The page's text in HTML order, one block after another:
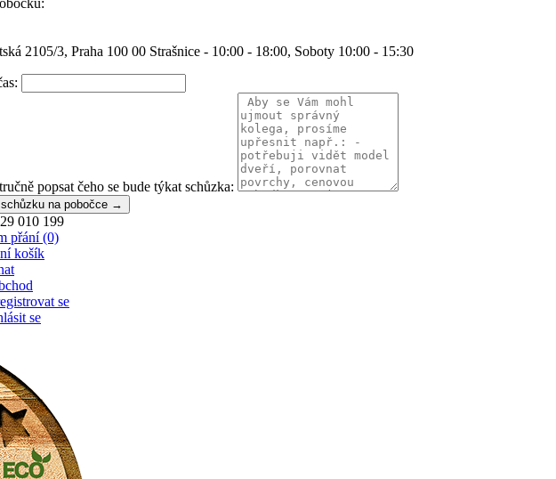
2105/3, Praha 100 00 Strašnice - 10:00 - 18:00, Soboty 10:00 - 15:30
popsat čeho se bude týkat schůzka:
schůzku na pobočce →
010 199
přání (0)
košík
se
se